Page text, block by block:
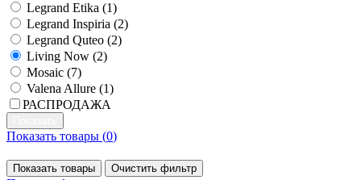
Legrand Etika (1)
Legrand Inspiria (2)
Legrand Quteo (2)
Living Now (2)
Mosaic (7)
Valena Allure (1)
РАСПРОДАЖА
Показать товары (0)
Показать товары Очистить фильтр